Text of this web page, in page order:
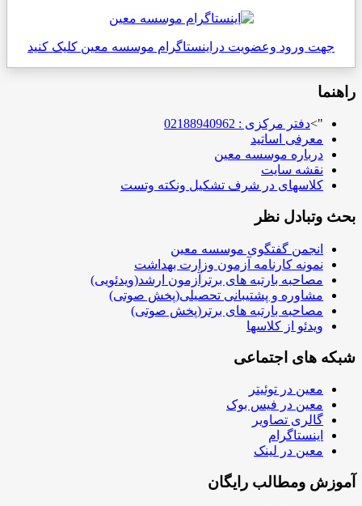
جهت ورود وعضویت دراینستاگرام موسسه معین کلیک کنید
راهنما
">دفتر مرکزی : 02188940962
معرفی اساتید
درباره موسسه معین
نقشه سایت
کلاسهای در شرف تشکیل ونکته وتست
بحث وتبادل نظر
انجمن گفتگوی موسسه معین
نمونه کارنامه آزمون وزارت بهداشت
مصاحبه بارتبه های برترآزمون ارشد(ویدئویی)
مشاوره و پشتیبانی تحصیلی(پخش صوتی)
مصاحبه بارتبه های برتر(پخش صوتی)
ویدئو از کلاسها
شبکه های اجتماعی
معین در توئیتر
معین در فیس بوک
گالری تصاویر
اینستاگرام
معین در لینک
آموزش ومطالب رایگان